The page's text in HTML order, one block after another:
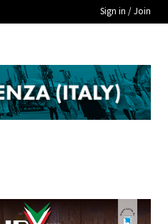
Sign in / Join